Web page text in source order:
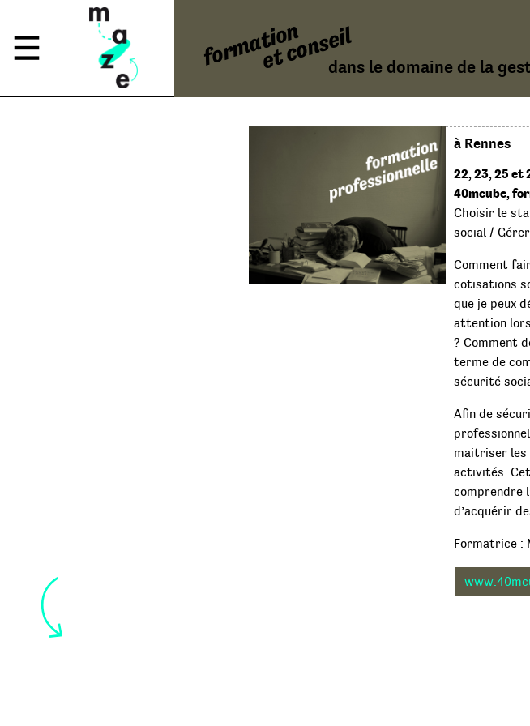
formationet conseildans le domaine de la
à Rennes
22, 23, 25 et
40mcube,
Choisir le
social /
Comment
cotisations
que je peux
attention
? Comment
terme de
sécurité
Afin de
maitriser les
activités.
comprendre
d’acquérir
Formatrice :